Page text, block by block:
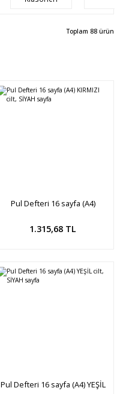
Toplam 88 ürün
Pul Defteri 16 sayfa (A4)
1.315,68 TL
Sepete Ekle
Pul Defteri 16 sayfa (A4) YEŞİL